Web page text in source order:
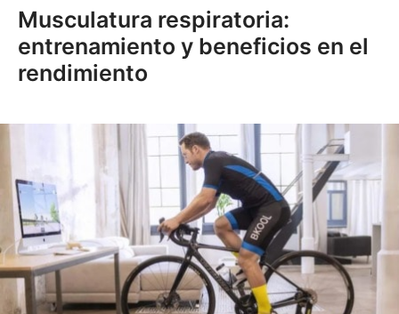
Musculatura respiratoria:
entrenamiento y beneficios en el
rendimiento